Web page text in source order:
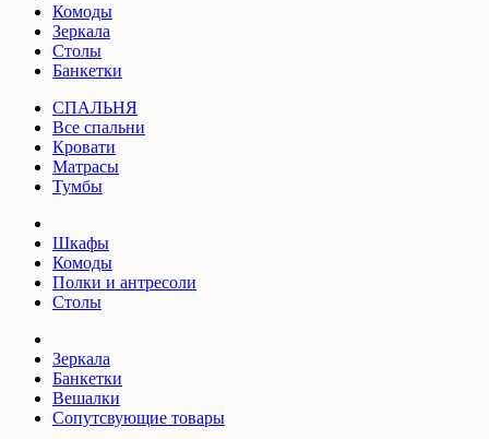
Комоды
Зеркала
Столы
Банкетки
СПАЛЬНЯ
Все спальни
Кровати
Матрасы
Тумбы
Шкафы
Комоды
Полки и антресоли
Столы
Зеркала
Банкетки
Вешалки
Сопутсвующие товары